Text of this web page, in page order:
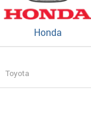
Honda
Toyota